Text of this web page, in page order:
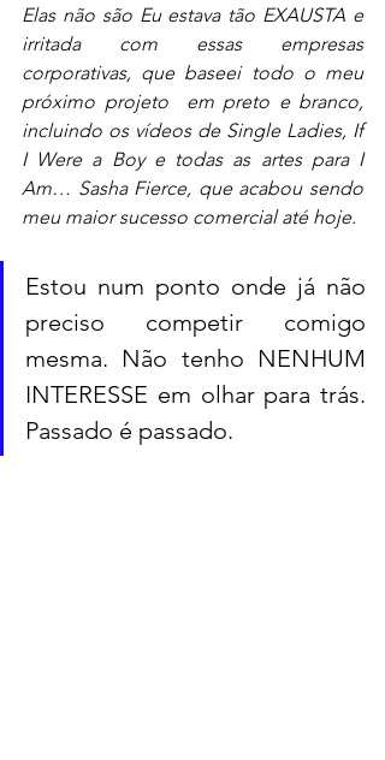
Elas não são Eu estava tão EXAUSTA e
irritada com essas empresas
corporativas, que baseei todo o meu
próximo projeto  em preto e branco,
incluindo os vídeos de Single Ladies, If
I Were a Boy e todas as artes para I
Am… Sasha Fierce, que acabou sendo
meu maior sucesso comercial até hoje.
Estou num ponto onde já não
preciso competir comigo
mesma. Não tenho NENHUM
INTERESSE em olhar para trás.
Passado é passado.